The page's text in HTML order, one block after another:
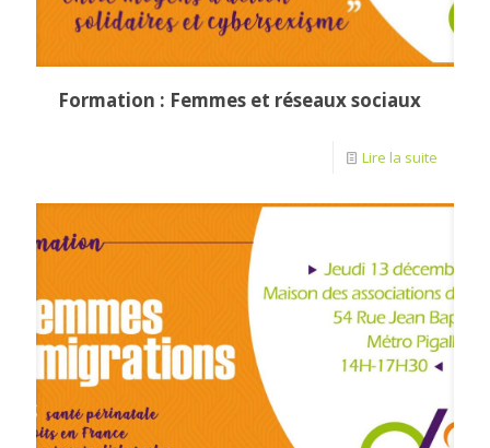
Formation : Femmes et réseaux sociaux
Lire la suite